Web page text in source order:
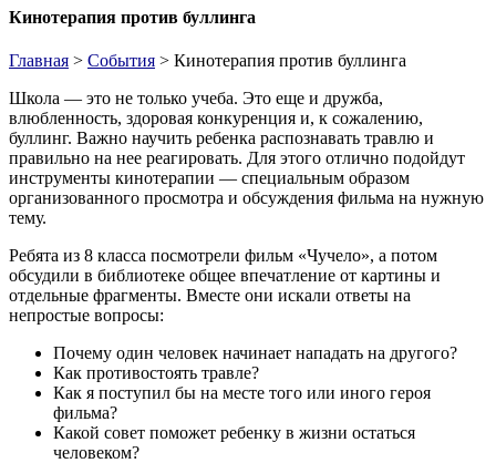
Кинотерапия против буллинга
Главная > События > Кинотерапия против буллинга
Школа — это не только учеба. Это еще и дружба,
влюбленность, здоровая конкуренция и, к сожалению,
буллинг. Важно научить ребенка распознавать травлю и
правильно на нее реагировать. Для этого отлично подойдут
инструменты кинотерапии — специальным образом
организованного просмотра и обсуждения фильма на нужную
тему.
Ребята из 8 класса посмотрели фильм «Чучело», а потом
обсудили в библиотеке общее впечатление от картины и
отдельные фрагменты. Вместе они искали ответы на
непростые вопросы:
Почему один человек начинает нападать на другого?
Как противостоять травле?
Как я поступил бы на месте того или иного героя
фильма?
Какой совет поможет ребенку в жизни остаться
человеком?